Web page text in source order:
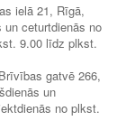
ielā 21, Rīgā,
un ceturtdienās no
9.00 līdz plkst.
gatvē 266,
un
no plkst.